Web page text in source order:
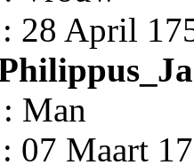
: 28 April
Man
07 Maart